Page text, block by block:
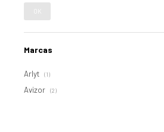
Marcas
Arlyt (1)
Avizor (2)